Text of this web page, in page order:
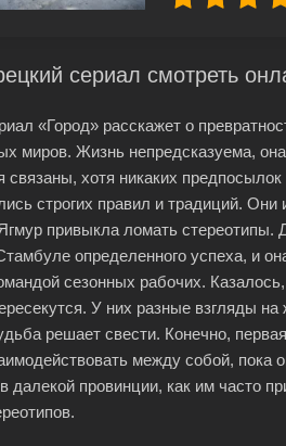
сериал смотреть
«Город» расскажет о
миров. Жизнь непредсказуема,
связаны, хотя никаких
строгих правил и традиций.
привыкла ломать стереотипы.
определенного успеха, и
сезонных рабочих.
У них разные взгляды
решает свести. Конечно,
между собой, пока
далекой провинции, как им часто